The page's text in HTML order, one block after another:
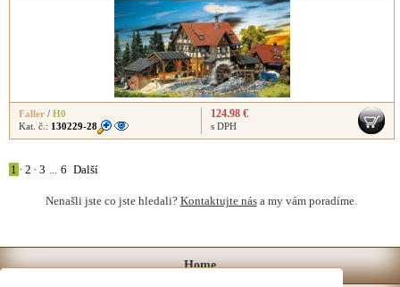
Faller / H0
Kat. č.: 130229-28
124.98 €
s DPH
1 • 2 • 3 ... 6 Další
Nenašli jste co jste hledali? Kontaktujte nása my vám poradíme.
Home